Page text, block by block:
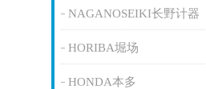
NAGANOSEIKI长野计器
HORIBA堀场
HONDA本多